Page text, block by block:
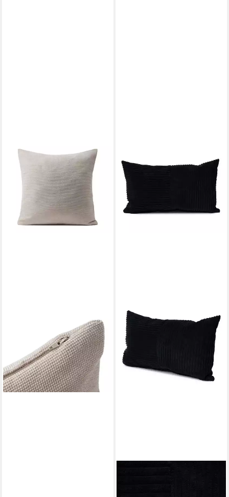
Zierkissen GÖZZE Kissen
LENA taupe BH 40x40 cm
braun Dekokissen
8,90 €
lieferbar - in 4-5 Werktagen bei dir